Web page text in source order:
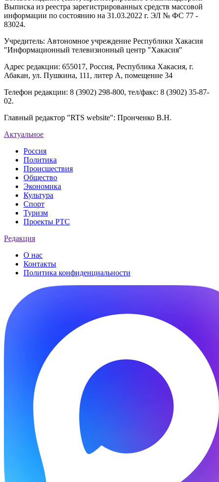
Выписка из реестра зарегистрированных средств массовой
информации по состоянию на 31.03.2022 г. ЭЛ № ФС 77 -
83024.
Учредитель: Автономное учреждение Республики Хакасия
"Информационный телевизионный центр "Хакасия"
Адрес редакции: 655017, Россия, Республика Хакасия, г.
Абакан, ул. Пушкина, 111, литер А, помещение 34
Телефон редакции: 8 (3902) 298-800, тел/факс: 8 (3902) 35-87-
02.
Главный редактор "RTS website": Пронченко В.Н.
Актуальное
Россия
Политика
Происшествия
Общество
Экономика
Культура
Спорт
Туризм
Проекты РТС
Редакция
О нас
Контакты
Политика конфиденциальности